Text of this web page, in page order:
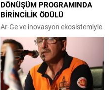
Atölyelerden seminerlere,
yarışmalardan gece doğa...
DÖNÜŞÜM PROGRAMINDA
BİRİNCİLİK ÖDÜLÜ
Ar-Ge ve inovasyon ekosistemiyle
teknoloji tabanlı firmaların
gelişimine katkı sağlayan ULUTEK
Teknopark bünyesinde faaliyet
gösteren Zamia Kompozit,
sürdürülebilir malzeme
teknolojileri alanındaki